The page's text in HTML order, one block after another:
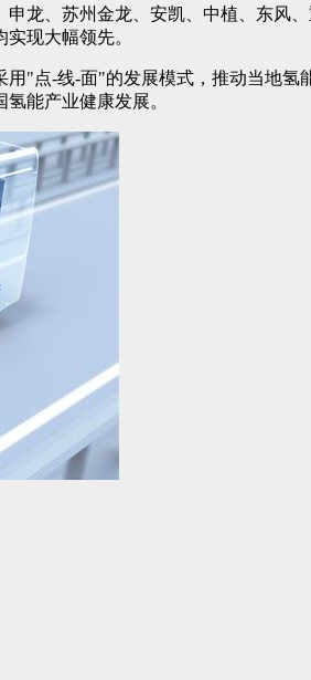
龙、苏州金龙、安凯、中植、东风
现大幅领先。
"点-线-面"的发展模式，推动当地
能产业健康发展。